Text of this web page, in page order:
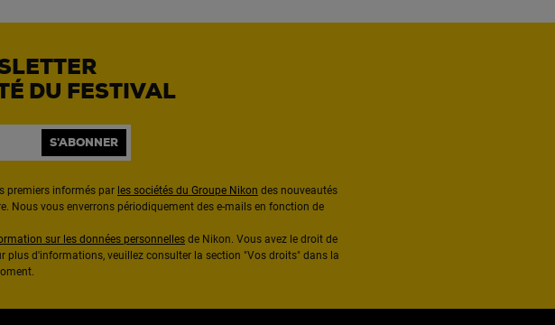
DU FESTIVAL
S'ABONNER
premiers informés par les sociétés du Groupe Nikon des nouveautés
Nous vous enverrons périodiquement des e-mails en fonction de
sur les données personnelles de Nikon. Vous avez le droit de
plus d'informations, veuillez consulter la section "Vos droits" dans la